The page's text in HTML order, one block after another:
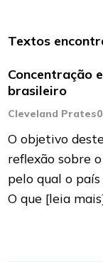
Textos
Concentração
brasileiro
Cleveland Prates
O objetivo
reflexão sobre
pelo qual o país
O que [leia